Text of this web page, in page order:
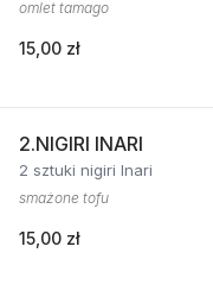
omlet tamago
15,00 zł
2.NIGIRI INARI
2 sztuki nigiri Inari
smażone tofu
15,00 zł